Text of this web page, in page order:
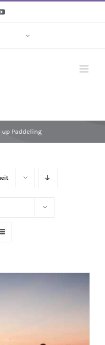
YouTube
up Paddeling